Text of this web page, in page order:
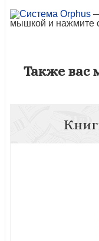
мышкой и нажмите
Также вас